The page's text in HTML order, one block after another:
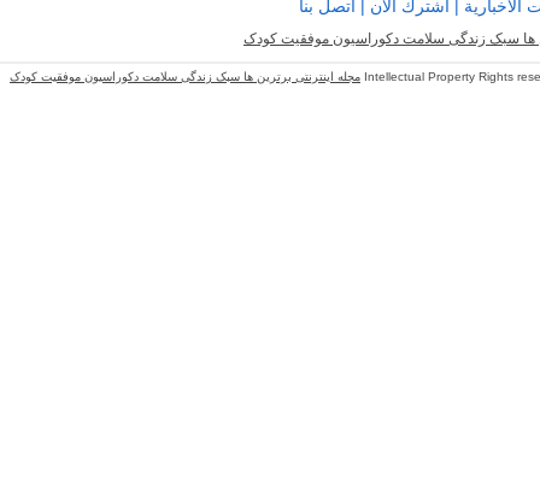
| اشترك الان| اتصل بنا
ها سبک زندگی سلامت دکوراسیون موفقیت کودک
Intellectual Property Rights مجله اینترنتی برترین ها سبک زندگی سلامت دکوراسیون موفقیت کودک